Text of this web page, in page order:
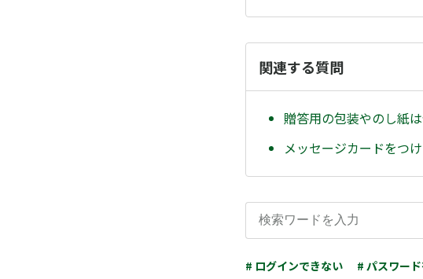
関連する質問
贈答用の包装やのし紙
メッセージカードをつ
# ログインできない # パスワー